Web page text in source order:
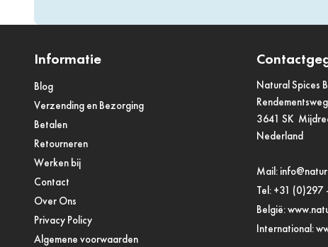
Informatie
Blog
Verzending en Bezorging
Betalen
Retourneren
Werken bij
Contact
Over Ons
Privacy Policy
Algemene voorwaarden
Natural Spices
3641 SK
Nederland
Mail:
Tel: +31 (0)297
België:
International: